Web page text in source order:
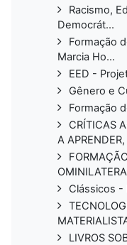
Racismo,
Democrát...
Formação
Marcia Ho...
EED -
Gênero e
Formação
CRÍTICAS
A APRENDER,
Clássicos -
LIVROS